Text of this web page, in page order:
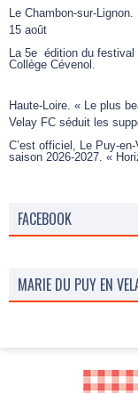
Le Chambon-sur-
15 août
La 5e édition du
Collège Cévenol.
Haute-Loire. « Le plus
Velay FC séduit les
C’est officiel, Le Puy-
saison 2026-2027. «
FACEBOOK
MARIE DU PUY EN